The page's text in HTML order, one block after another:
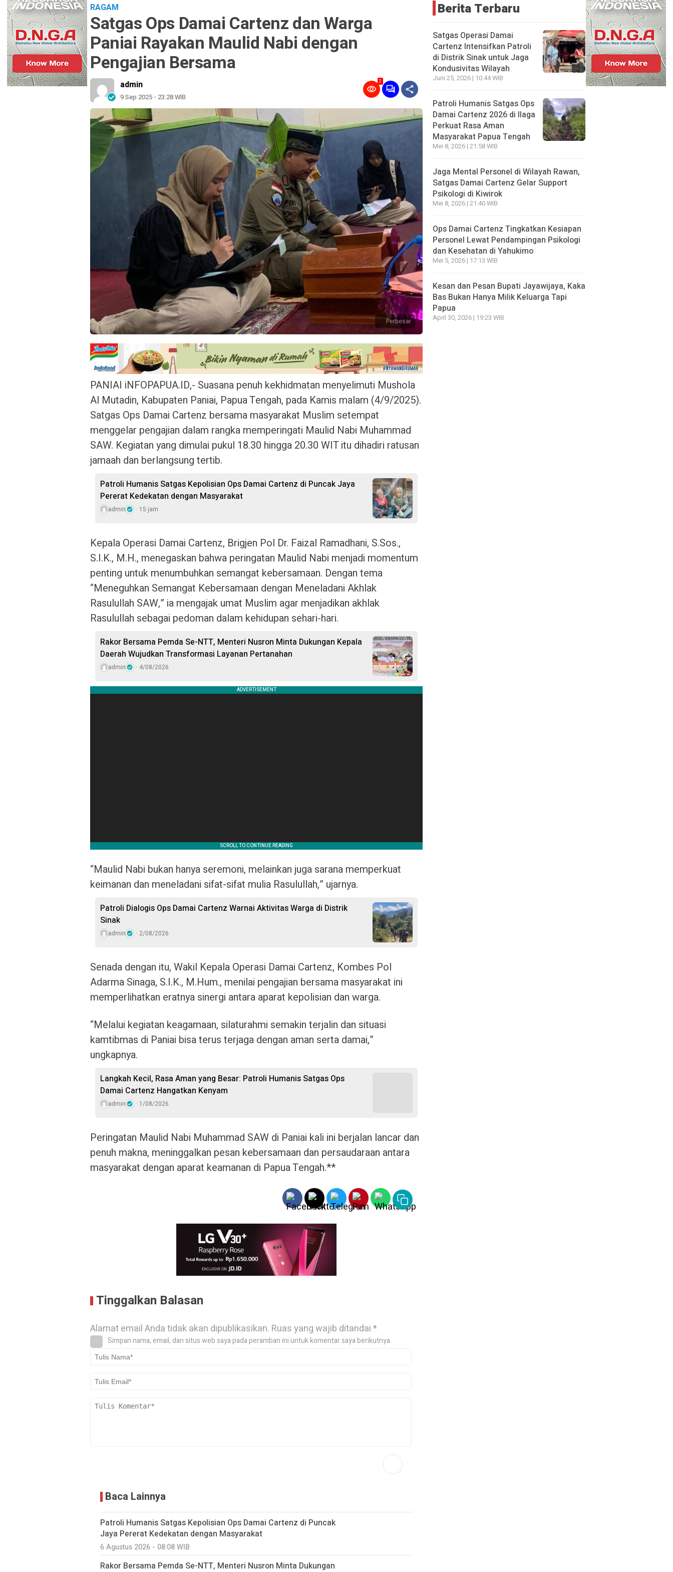
RAGAM
Satgas Ops Damai Cartenz dan Warga
Paniai Rayakan Maulid Nabi dengan
Pengajian Bersama
admin
9 Sep 2025 - 23:28 WIB
2
Perbesar
PANIAI iNFOPAPUA.ID,- Suasana penuh kekhidmatan menyelimuti Mushola
Al Mutadin, Kabupaten Paniai, Papua Tengah, pada Kamis malam (4/9/2025).
Satgas Ops Damai Cartenz bersama masyarakat Muslim setempat
menggelar pengajian dalam rangka memperingati Maulid Nabi Muhammad
SAW. Kegiatan yang dimulai pukul 18.30 hingga 20.30 WIT itu dihadiri ratusan
jamaah dan berlangsung tertib.
Patroli Humanis Satgas Kepolisian Ops Damai Cartenz di Puncak Jaya
Pererat Kedekatan dengan Masyarakat
admin 15 jam
Kepala Operasi Damai Cartenz, Brigjen Pol Dr. Faizal Ramadhani, S.Sos.,
S.I.K., M.H., menegaskan bahwa peringatan Maulid Nabi menjadi momentum
penting untuk menumbuhkan semangat kebersamaan. Dengan tema
“Meneguhkan Semangat Kebersamaan dengan Meneladani Akhlak
Rasulullah SAW,” ia mengajak umat Muslim agar menjadikan akhlak
Rasulullah sebagai pedoman dalam kehidupan sehari-hari.
Rakor Bersama Pemda Se-NTT, Menteri Nusron Minta Dukungan Kepala
Daerah Wujudkan Transformasi Layanan Pertanahan
admin 4/08/2026
“Maulid Nabi bukan hanya seremoni, melainkan juga sarana memperkuat
keimanan dan meneladani sifat-sifat mulia Rasulullah,” ujarnya.
Patroli Dialogis Ops Damai Cartenz Warnai Aktivitas Warga di Distrik
Sinak
admin 2/08/2026
Senada dengan itu, Wakil Kepala Operasi Damai Cartenz, Kombes Pol
Adarma Sinaga, S.I.K., M.Hum., menilai pengajian bersama masyarakat ini
memperlihatkan eratnya sinergi antara aparat kepolisian dan warga.
“Melalui kegiatan keagamaan, silaturahmi semakin terjalin dan situasi
kamtibmas di Paniai bisa terus terjaga dengan aman serta damai,”
ungkapnya.
Langkah Kecil, Rasa Aman yang Besar: Patroli Humanis Satgas Ops
Damai Cartenz Hangatkan Kenyam
admin 1/08/2026
Peringatan Maulid Nabi Muhammad SAW di Paniai kali ini berjalan lancar dan
penuh makna, meninggalkan pesan kebersamaan dan persaudaraan antara
masyarakat dengan aparat keamanan di Papua Tengah.**
Tinggalkan Balasan
Alamat email Anda tidak akan dipublikasikan. Ruas yang wajib ditandai*
Simpan nama, email, dan situs web saya pada peramban ini untuk komentar saya berikutnya.
Baca Lainnya
Patroli Humanis Satgas Kepolisian Ops Damai Cartenz di Puncak
Jaya Pererat Kedekatan dengan Masyarakat
6 Agustus 2026 - 08:08 WIB
Rakor Bersama Pemda Se-NTT, Menteri Nusron Minta Dukungan
Berita Terbaru
Satgas Operasi Damai
Cartenz Intensifkan Patroli
di Distrik Sinak untuk Jaga
Kondusivitas Wilayah
Juni 25, 2026 | 10:44 WIB
Patroli Humanis Satgas Ops
Damai Cartenz 2026 di Ilaga
Perkuat Rasa Aman
Masyarakat Papua Tengah
Mei 8, 2026 | 21:58 WIB
Jaga Mental Personel di Wilayah Rawan,
Satgas Damai Cartenz Gelar Support
Psikologi di Kiwirok
Mei 8, 2026 | 21:40 WIB
Ops Damai Cartenz Tingkatkan Kesiapan
Personel Lewat Pendampingan Psikologi
dan Kesehatan di Yahukimo
Mei 5, 2026 | 17:13 WIB
Kesan dan Pesan Bupati Jayawijaya, Kaka
Bas Bukan Hanya Milik Keluarga Tapi
Papua
April 30, 2026 | 19:23 WIB